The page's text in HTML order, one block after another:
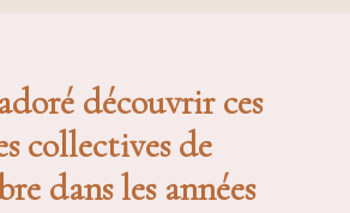
découvrir ces
collectives de
dans les années